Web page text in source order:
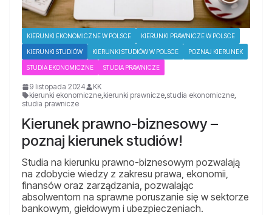
KIERUNKI EKONOMICZNE W POLSCE KIERUNKI PRAWNICZE W POLSCE
KIERUNKI STUDIÓW KIERUNKI STUDIÓW W POLSCE POZNAJ KIERUNEK
STUDIA EKONOMICZNE STUDIA PRAWNICZE
9 listopada 2024
KK
kierunki ekonomiczne kierunki prawnicze studia ekonomiczne
studia prawnicze
Kierunek prawno-biznesowy –
poznaj kierunek studiów!
Studia na kierunku prawno-biznesowym pozwalają
na zdobycie wiedzy z zakresu prawa, ekonomii,
finansów oraz zarządzania, pozwalając
absolwentom na sprawne poruszanie się w sektorze
bankowym, giełdowym i ubezpieczeniach.